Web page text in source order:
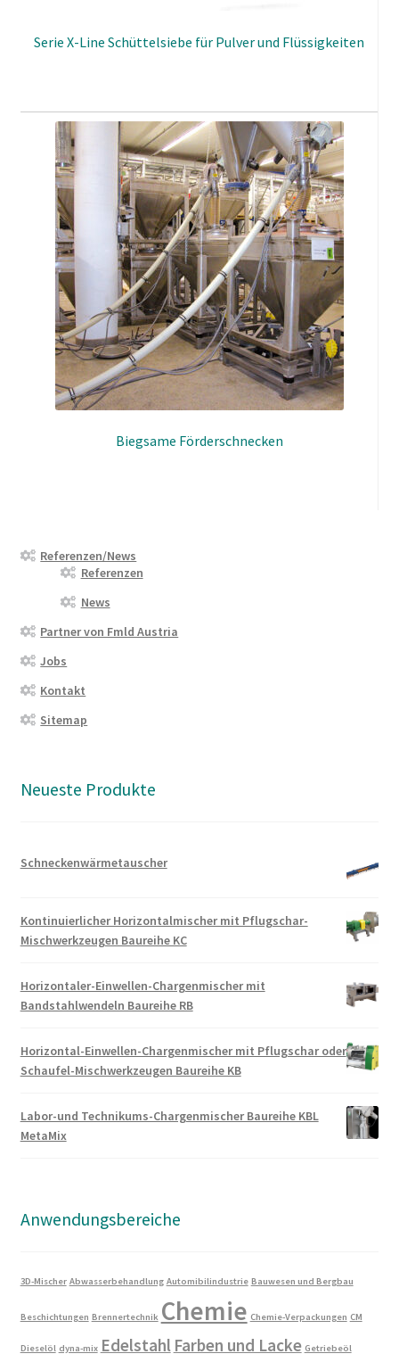
Serie X-Line Schüttelsiebe für Pulver und Flüssigkeiten
Biegsame Förderschnecken
Referenzen/News
Referenzen
News
Partner von Fmld Austria
Jobs
Kontakt
Sitemap
Neueste Produkte
Schneckenwärmetauscher
Kontinuierlicher Horizontalmischer mit Pflugschar-
Mischwerkzeugen Baureihe KC
Horizontaler-Einwellen-Chargenmischer mit
Bandstahlwendeln Baureihe RB
Horizontal-Einwellen-Chargenmischer mit Pflugschar oder
Schaufel-Mischwerkzeugen Baureihe KB
Labor-und Technikums-Chargenmischer Baureihe KBL
MetaMix
Anwendungsbereiche
3D-Mischer Abwasserbehandlung Automibilindustrie Bauwesen und Bergbau
Beschichtungen Brennertechnik Chemie Chemie-Verpackungen CM
Dieselöl dyna-mix Edelstahl Farben und Lacke Getriebeöl